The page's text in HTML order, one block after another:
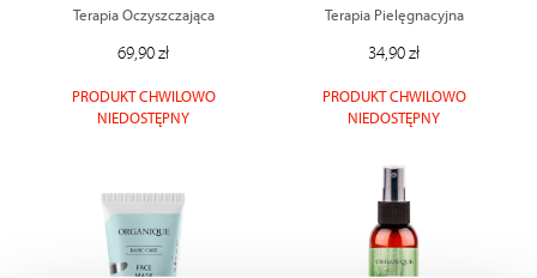
Terapia Oczyszczająca
69,90 zł
PRODUKT CHWILOWO
NIEDOSTĘPNY
Terapia Pielęgnacyjna
34,90 zł
PRODUKT CHWILOWO
NIEDOSTĘPNY